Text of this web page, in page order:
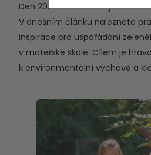
Den 20. března oslavujeme
V dnešním článku naleznete
inspirace pro uspořádání
v mateřské škole. Cílem je
k environmentální výchově a